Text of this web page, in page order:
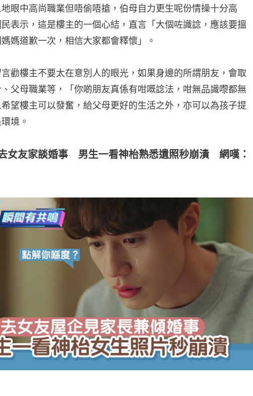
眼中高尚職業但唔偷唔搶，伯母自力更生呢份情操十分高
表示，這是樓主的一個心結，直言「大個咗識諗，應該要搵
媽道歉一次，相信大家都會釋懷」。
勸樓主不要太在意別人的眼光，如果身邊的所謂朋友，會取
父母職業等，「你啲朋友真係有咁嘅諗法，咁無品識嚟都無
望樓主可以發奮，給父母更好的生活之外，亦可以為孩子提
境。
女友家談婚事 男生一看神枱熟悉遺照秒崩潰 網嘆：